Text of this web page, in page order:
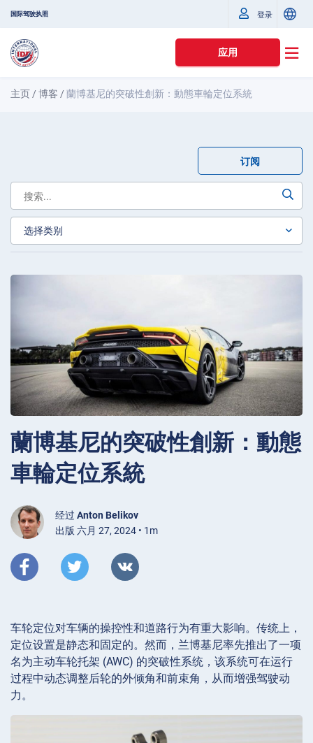
国际驾驶执照 登录
应用
主页 /博客 / 蘭博基尼的突破性創新：動態車輪定位系統
订阅
蘭博基尼的突破性創新：動態
車輪定位系統
经过 Anton Belikov
出版 六月 27, 2024 • 1m
车轮定位对车辆的操控性和道路行为有重大影响。传统上，
定位设置是静态和固定的。然而，兰博基尼率先推出了一项
名为主动车轮托架 (AWC) 的突破性系统，该系统可在运行
过程中动态调整后轮的外倾角和前束角，从而增强驾驶动
力。